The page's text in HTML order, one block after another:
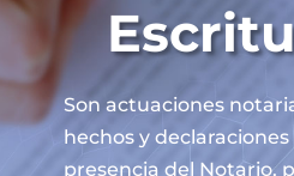
Son actuaciones
hechos y
presencia del Notario,